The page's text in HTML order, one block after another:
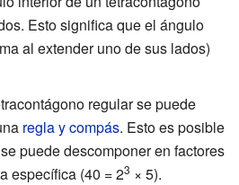
Esto significa que el ángulo
al extender uno de sus lados)
regular se puede
regla y compás. Esto es posible
puede descomponer en factores
específica (40 = 23 × 5).